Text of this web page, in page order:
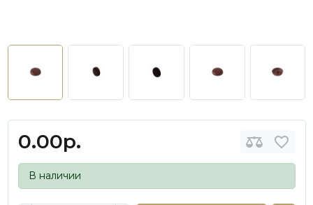
0.00р.
В наличии